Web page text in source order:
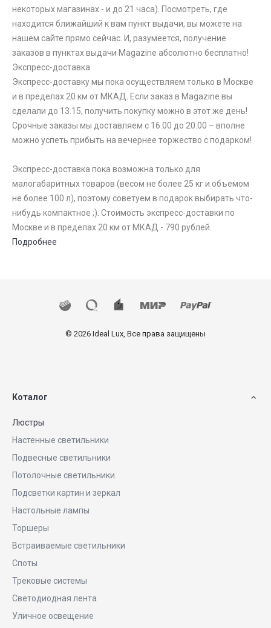
некоторых магазинах - и до 21 часа). Посмотреть, где
находится ближайший к вам пункт выдачи, вы можете на
нашем сайте прямо сейчас. И, разумеется, получение
заказов в пунктах выдачи Magazine абсолютно бесплатно!
Экспресс-доставка
Экспресс-доставку мы пока осуществляем только в Москве
и в пределах 20 км от МКАД. Если заказ в Magazine вы
сделали до 13.15, получить покупку можно в этот же день!
Срочные заказы мы доставляем с 16.00 до 20.00 – вполне
можно успеть прибыть на вечернее торжество с подарком!
Экспресс-доставка пока возможна только для
малогабаритных товаров (весом не более 25 кг и объемом
не более 100 л), поэтому советуем в подарок выбирать что-
нибудь компактное ;). Стоимость экспресс-доставки по
Москве и в пределах 20 км от МКАД - 790 рублей.
Подробнее
© 2026 Ideal Lux, Все права защищены
Коталог
Люстры
Настенные светильники
Подвесные светильники
Потолочные светильники
Подсветки картин и зеркал
Настольные лампы
Торшеры
Встраиваемые светильники
Споты
Трековые системы
Светодиодная лента
Уличное освещение